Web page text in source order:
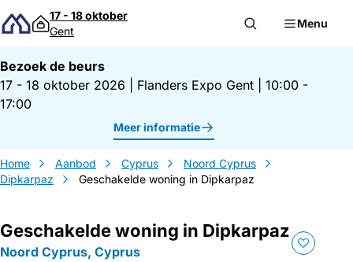
Direct naar inhoud
17 - 18 oktober
Gent
Menu
Bezoek de beurs
17 - 18 oktober 2026
Flanders Expo Gent
10:00 -
17:00
Meer informatie
Home Aanbod Cyprus
Noord Cyprus
Dipkarpaz
Geschakelde woning in Dipkarpaz
Geschakelde woning in Dipkarpaz
Noord Cyprus, Cyprus